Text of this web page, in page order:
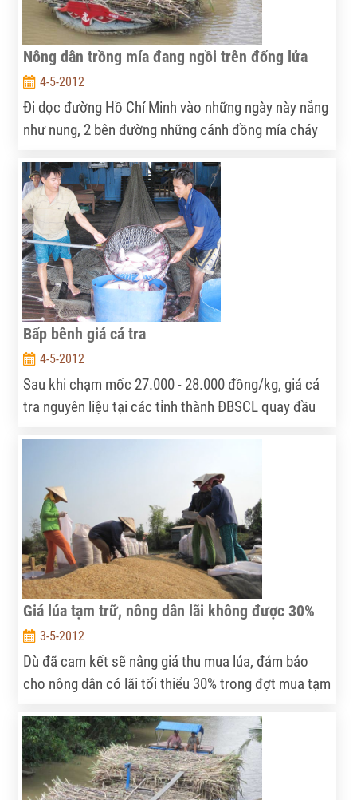
Nông dân trồng mía đang ngồi trên đống lửa
4-5-2012
Đi dọc đường Hồ Chí Minh vào những ngày này nắng
như nung, 2 bên đường những cánh đồng mía cháy
những nơi mía chất đống cả tháng trời. Nhìn những
cánh đồng mía đang bị nắng nóng thiêu đốt từng
ngày dần biến thành củi, khiến người nông dân nơi
đây đứng ngồi không yên.
Bấp bênh giá cá tra
4-5-2012
Sau khi chạm mốc 27.000 - 28.000 đồng/kg, giá cá
tra nguyên liệu tại các tỉnh thành ĐBSCL quay đầu
thành sản xuất. Với giá này người nuôi chịu lỗ từ
1.000 - 1.500 đồng/kg, kéo theo hàng loạt ao hầm
bỏ phế.
Giá lúa tạm trữ, nông dân lãi không được 30%
3-5-2012
Dù đã cam kết sẽ nâng giá thu mua lúa, đảm bảo
cho nông dân có lãi tối thiểu 30% trong đợt mua tạm
thực tế thị trường lại diễn ra không đúng như vậy.